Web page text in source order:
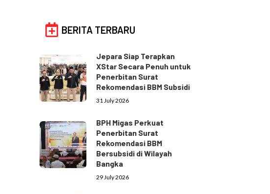
BERITA TERBARU
Jepara Siap Terapkan
XStar Secara Penuh untuk
Penerbitan Surat
Rekomendasi BBM Subsidi
31 July 2026
BPH Migas Perkuat
Penerbitan Surat
Rekomendasi BBM
Bersubsidi di Wilayah
Bangka
29 July 2026